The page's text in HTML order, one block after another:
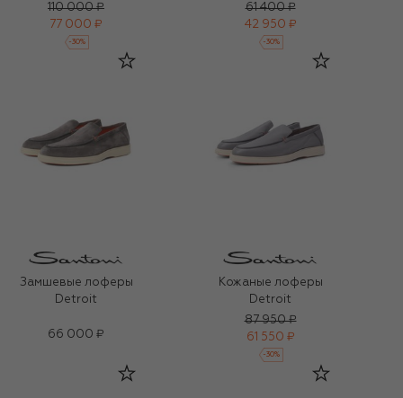
110 000 ₽
77 000 ₽
-30%
61 400 ₽
42 950 ₽
-30%
Замшевые лоферы
Detroit
66 000 ₽
Кожаные лоферы
Detroit
87 950 ₽
61 550 ₽
-30%